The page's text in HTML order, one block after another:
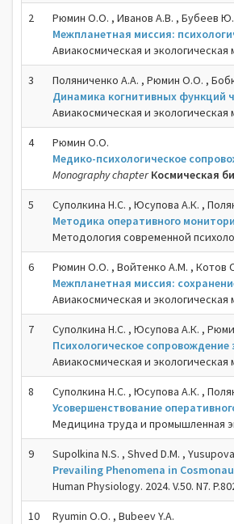
2
Рюмин О.О. , Иванов А.В. , Бубеев
Межпланетная миссия:
Авиакосмическая и
3
Поляниченко А.А. , Рюмин О.О. ,
Динамика когнитивных функций
Авиакосмическая и
4
Рюмин О.О.
Медико-психологическое
Monography chapter Космическая
5
Суполкина Н.С. , Юсупова А.К. ,
Методика оперативного
Методология современной
6
Рюмин О.О. , Войтенко А.М. , Котов
Межпланетная миссия:
Авиакосмическая и
7
Суполкина Н.С. , Юсупова А.К. ,
Психологическое
Авиакосмическая и
8
Суполкина Н.С. , Юсупова А.К. ,
Усовершенствование
Медицина труда и промышленная
9
Supolkina N.S. , Shved D.M. ,
Prevailing Phenomena in
Human Physiology. 2024. V.50. N7.
10
Ryumin O.O. , Bubeev Y.A.